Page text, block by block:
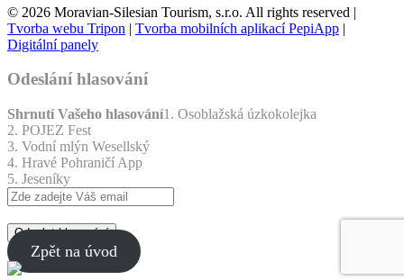
© 2026 Moravian-Silesian Tourism, s.r.o. All rights reserved |
Tvorba webu Tripon | Tvorba mobilních aplikací PepiApp |
Digitální panely
Odeslání hlasování
Shrnutí Vašeho hlasování1. Osoblažská úzkokolejka
2. POJEZ Fest
3. Vodní mlýn Wesellský
4. Hravé Pohraničí App
5. Jeseníky
Odeslat hlasování
Zpět na úvod